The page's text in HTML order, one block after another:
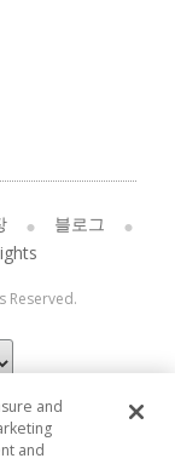
블로그
Reserved.
and
and